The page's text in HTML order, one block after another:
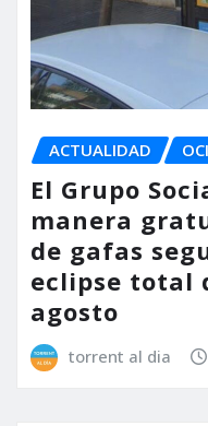
ACTUALIDAD
El Grupo
manera
de gafas
eclipse total
agosto
torrent al dia